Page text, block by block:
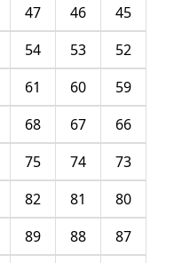
45
46
47
52
53
54
59
60
61
66
67
68
73
74
75
80
81
82
87
88
89